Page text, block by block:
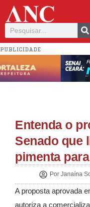
PUBLICIDADE
Entenda o
Senado que
pimenta
Por Janaína
A proposta aprovada
autoriza a